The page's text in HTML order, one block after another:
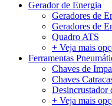
Gerador de Energia
Geradores de
Geradores de
Quadro ATS
+ Veja mais
Ferramentas
Chaves de
Chaves
Desincrustador
+ Veja mais